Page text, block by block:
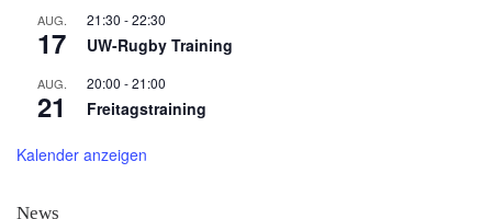
AUG.
17
21:30 -22:30
UW-Rugby Training
AUG.
21
20:00 -21:00
Freitagstraining
Kalender anzeigen
News